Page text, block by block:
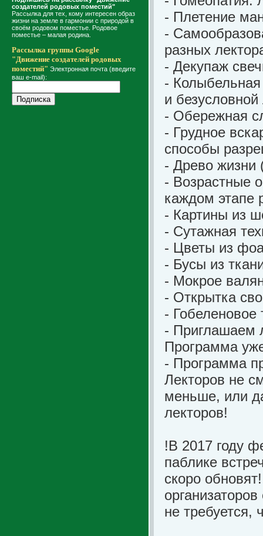
создателей родовых поместий"
Рассылка для тех, кому интересен образ
жизни на земле в гармонии с природой в
своём родовом поместье. Родовое
поместье – малая родина.
Рассылка группы Google
"Движение создателей родовых
поместий" Электронная почта (введите
ваш e-mail):
- Плетение
-
разных
- Декупаж
- Колыбельная
и
- Обережная
- Грудное
способы
- Древо жизни
- Возрастные
каждом этапе
- Картины из
- Сутажная
- Цветы из
- Бусы из
- Мокрое
- Открытка
- Гобеленовое
- Приглашаем
Программа
- Программа
Лекторов не
меньше, или
лекторов!
!В 2017 году
паблике
скоро
не требуется,